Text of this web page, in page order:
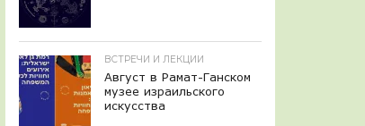
ВСТРЕЧИ И ЛЕКЦИИ
Август в Рамат-Ганском
музее израильского
искусства